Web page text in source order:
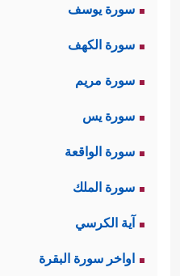
سورة يوسف
سورة الكهف
سورة مريم
سورة يس
سورة الواقعة
سورة الملك
آية الكرسي
اواخر سورة البقرة